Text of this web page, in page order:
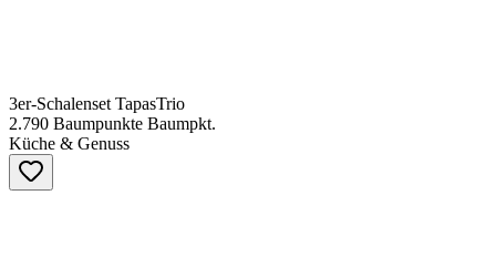
3er-Schalenset TapasTrio
2.790 Baumpunkte Baumpkt.
Küche & Genuss